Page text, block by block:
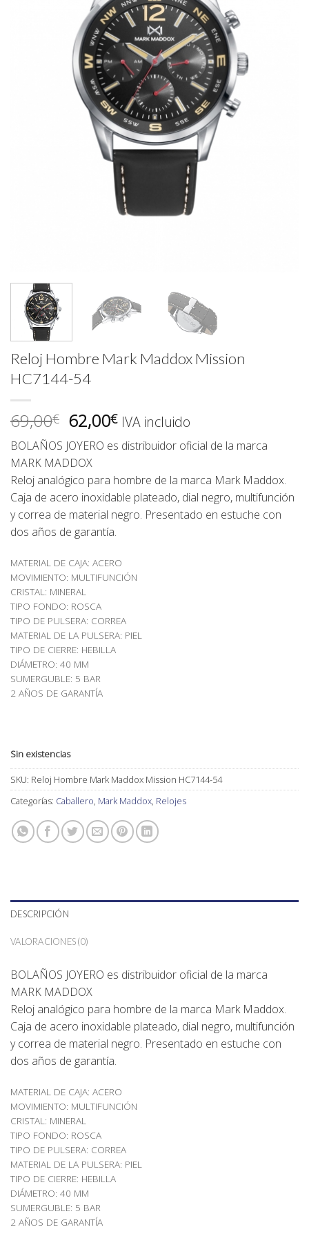
Reloj Hombre Mark Maddox Mission
HC7144-54
69,00€ El
precio
original
era:
69,00€.
62,00€El
precio
actual
62,00€.
IVA incluido
BOLAÑOS JOYERO es distribuidor oficial de la marca
MARK MADDOX
Reloj analógico para hombre de la marca Mark Maddox.
Caja de acero inoxidable plateado, dial negro, multifunción
y correa de material negro. Presentado en estuche con
dos años de garantía.
MATERIAL DE CAJA: ACERO
MOVIMIENTO: MULTIFUNCIÓN
CRISTAL: MINERAL
TIPO FONDO: ROSCA
TIPO DE PULSERA: CORREA
MATERIAL DE LA PULSERA: PIEL
TIPO DE CIERRE: HEBILLA
DIÁMETRO: 40 MM
SUMERGUBLE: 5 BAR
2 AÑOS DE GARANTÍA
Sin existencias
SKU: Reloj Hombre Mark Maddox Mission HC7144-54
Categorías: Caballero, Mark Maddox, Relojes
DESCRIPCIÓN
VALORACIONES (0)
BOLAÑOS JOYERO es distribuidor oficial de la marca
MARK MADDOX
Reloj analógico para hombre de la marca Mark Maddox.
Caja de acero inoxidable plateado, dial negro, multifunción
y correa de material negro. Presentado en estuche con
dos años de garantía.
MATERIAL DE CAJA: ACERO
MOVIMIENTO: MULTIFUNCIÓN
CRISTAL: MINERAL
TIPO FONDO: ROSCA
TIPO DE PULSERA: CORREA
MATERIAL DE LA PULSERA: PIEL
TIPO DE CIERRE: HEBILLA
DIÁMETRO: 40 MM
SUMERGUBLE: 5 BAR
2 AÑOS DE GARANTÍA